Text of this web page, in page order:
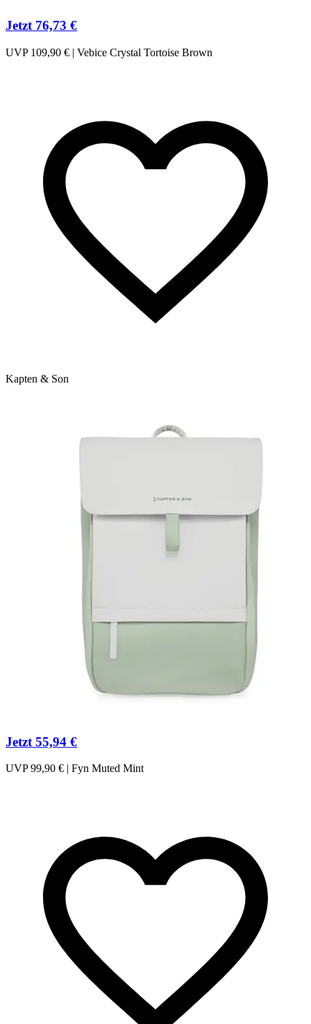
Jetzt 76,73 €
UVP 109,90 € | Vebice Crystal Tortoise Brown
Kapten & Son
Jetzt 55,94 €
UVP 99,90 € | Fyn Muted Mint